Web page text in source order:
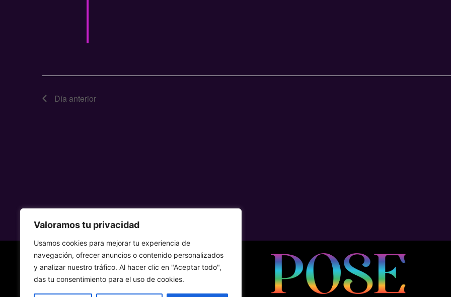
Valoramos tu privacidad
Usamos cookies para mejorar tu experiencia de
navegación, ofrecer anuncios o contenido personalizados
y analizar nuestro tráfico. Al hacer clic en "Aceptar todo",
das tu consentimiento para el uso de cookies.
Día anterior